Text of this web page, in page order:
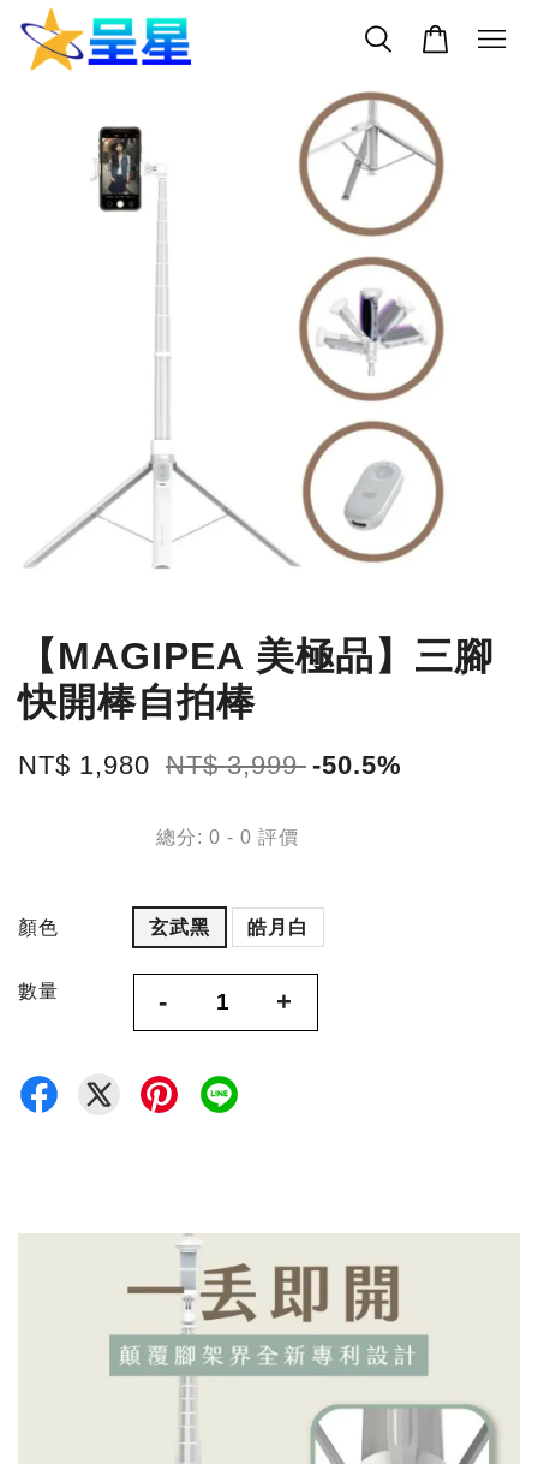
【MAGIPEA 美極品】三腳
快開棒自拍棒
NT$ 1,980 NT$ 3,999 -50.5%
總分: 0 - 0 評價
顏色 玄武黑 皓月白
數量 - +